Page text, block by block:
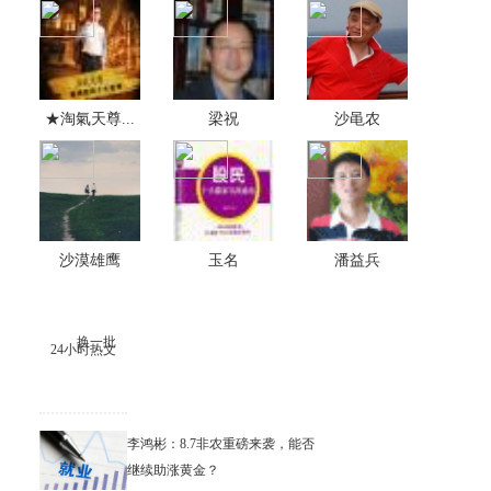
★淘氣天尊... 梁祝 沙黾农
沙漠雄鹰 玉名 潘益兵
24小时热文
换一批
李鸿彬：8.7非农重磅来袭，能否
继续助涨黄金？